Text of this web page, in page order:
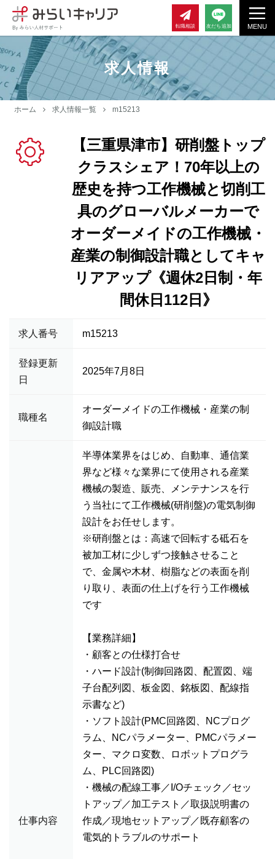
MENU
転職相談 友だち追加
求人情報
ホーム 求人情報一覧 m15213
【三重県津市】研削盤トップ
クラスシェア！70年以上の
歴史を持つ工作機械と切削工
具のグローバルメーカーで
オーダーメイドの工作機械・
産業の制御設計職としてキャ
リアアップ《週休2日制・年
間休日112日》
求人番号 m15213
登録更新
日
2025年7月8日
職種名
オーダーメイドの工作機械・産業の制
御設計職
仕事内容
半導体業界をはじめ、自動車、通信業
界など様々な業界にて使用される産業
機械の製造、販売、メンテナンスを行
う当社にて工作機械(研削盤)の電気制御
設計をお任せします。
※研削盤とは：高速で回転する砥石を
被加工材に少しずつ接触させること
で、金属や木材、樹脂などの表面を削
り取り、表面の仕上げを行う工作機械
です
【業務詳細】
・顧客との仕様打合せ
・ハード設計(制御回路図、配置図、端
子台配列図、板金図、銘板図、配線指
示書など)
・ソフト設計(PMC回路図、NCプログ
ラム、NCパラメーター、PMCパラメー
ター、マクロ変数、ロボットプログラ
ム、PLC回路図)
・機械の配線工事／I/Oチェック／セッ
トアップ／加工テスト／取扱説明書の
作成／現地セットアップ／既存顧客の
電気的トラブルのサポート